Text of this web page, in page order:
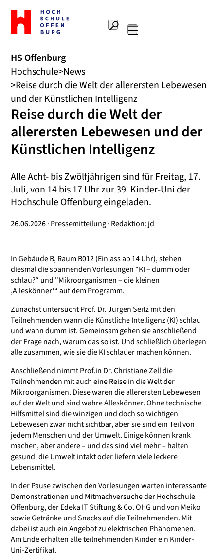
Zur
Startseite
Hochschule
Suche
HS Offenburg
Hochschule News
Reise durch die Welt der allerersten Lebewesen
und der Künstlichen Intelligenz
Reise durch die Welt der
allerersten Lebewesen und der
Künstlichen Intelligenz
Alle Acht- bis Zwölfjährigen sind für Freitag, 17.
Juli, von 14 bis 17 Uhr zur 39. Kinder-Uni der
Hochschule Offenburg eingeladen.
26.06.2026 · Pressemitteilung · Redaktion: jd
In Gebäude B, Raum B012 (Einlass ab 14 Uhr), stehen
diesmal die spannenden Vorlesungen "KI – dumm oder
schlau?“ und "Mikroorganismen – die kleinen
,Alleskönner‘“ auf dem Programm.
Zunächst untersucht Prof. Dr. Jürgen Seitz mit den
Teilnehmenden wann die Künstliche Intelligenz (KI) schlau
und wann dumm ist. Gemeinsam gehen sie anschließend
der Frage nach, warum das so ist. Und schließlich überlegen
alle zusammen, wie sie die KI schlauer machen können.
Anschließend nimmt Prof.in Dr. Christiane Zell die
Teilnehmenden mit auch eine Reise in die Welt der
Mikroorganismen. Diese waren die allerersten Lebewesen
auf der Welt und sind wahre Alleskönner. Ohne technische
Hilfsmittel sind die winzigen und doch so wichtigen
Lebewesen zwar nicht sichtbar, aber sie sind ein Teil von
jedem Menschen und der Umwelt. Einige können krank
machen, aber andere – und das sind viel mehr – halten
gesund, die Umwelt intakt oder liefern viele leckere
Lebensmittel.
In der Pause zwischen den Vorlesungen warten interessante
Demonstrationen und Mitmachversuche der Hochschule
Offenburg, der Edeka IT Stiftung & Co. OHG und von Meiko
sowie Getränke und Snacks auf die Teilnehmenden. Mit
dabei ist auch ein Angebot zu elektrischen Phänomenen.
Am Ende erhalten alle teilnehmenden Kinder ein Kinder-
Uni-Zertifikat.